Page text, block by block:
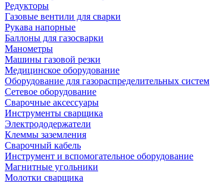
Редукторы
Газовые вентили для сварки
Рукава напорные
Баллоны для газосварки
Манометры
Машины газовой резки
Медицинское оборудование
Оборудование для газораспределительных систем
Сетевое оборудование
Сварочные аксессуары
Инструменты сварщика
Электрододержатели
Клеммы заземления
Сварочный кабель
Инструмент и вспомогательное оборудование
Магнитные угольники
Молотки сварщика